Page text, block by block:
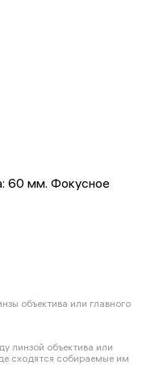
60 мм. Фокусное
объектива или главного
линзой объектива или
сходятся собираемые им